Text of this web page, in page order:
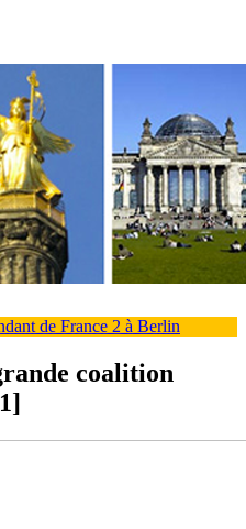
de France 2 à Berlin
coalition